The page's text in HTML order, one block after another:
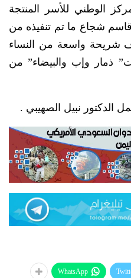
الوطني للأسر المنتجة
قاسم شجاع ما تم تنفيذه من
شريحة واسعة من النساء
ذمار وإب والبيضاء” من
الدكتور نبيل الصهيبي .
WhatsApp